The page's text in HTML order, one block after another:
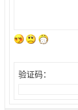
验证码：